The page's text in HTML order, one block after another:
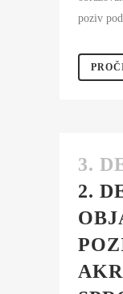
poziv
3.
2.